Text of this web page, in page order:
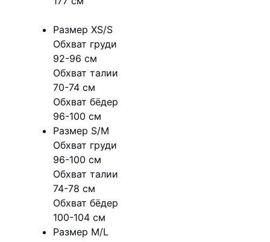
Размер XS/S
Обхват груди
92-96 см
Обхват талии
70-74 см
Обхват бёдер
96-100 см
Размер S/M
Обхват груди
96-100 см
Обхват талии
74-78 см
Обхват бёдер
100-104 см
Размер M/L